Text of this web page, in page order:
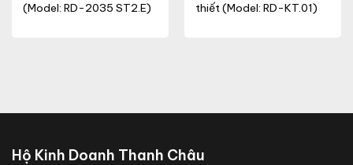
(Model: RD-2035 ST2.E)
thiết (Model: RD-KT.01)
Hộ Kinh Doanh Thanh Châu